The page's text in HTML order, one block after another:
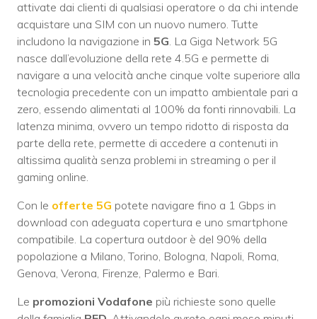
attivate dai clienti di qualsiasi operatore o da chi intende
acquistare una SIM con un nuovo numero. Tutte
includono la navigazione in 5G . La Giga Network 5G
nasce dall’evoluzione della rete 4.5G e permette di
navigare a una velocità anche cinque volte superiore alla
tecnologia precedente con un impatto ambientale pari a
zero, essendo alimentati al 100% da fonti rinnovabili. La
latenza minima, ovvero un tempo ridotto di risposta da
parte della rete, permette di accedere a contenuti in
altissima qualità senza problemi in streaming o per il
gaming online.
Con le offerte 5G potete navigare fino a 1 Gbps in
download con adeguata copertura e uno smartphone
compatibile. La copertura outdoor è del 90% della
popolazione a Milano, Torino, Bologna, Napoli, Roma,
Genova, Verona, Firenze, Palermo e Bari.
Le promozioni Vodafone più richieste sono quelle